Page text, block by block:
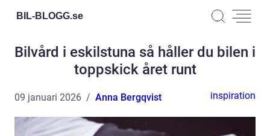
BIL-BLOGG.se
Bilvård i eskilstuna så håller du bilen i
toppskick året runt
09 januari 2026 Anna Bergqvist inspiration